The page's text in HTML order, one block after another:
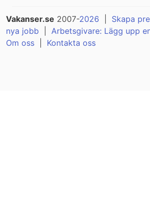
Vakanser.se 2007-2026
Skapa
nya jobb
Arbetsgivare: Lägg upp
Om oss
Kontakta oss